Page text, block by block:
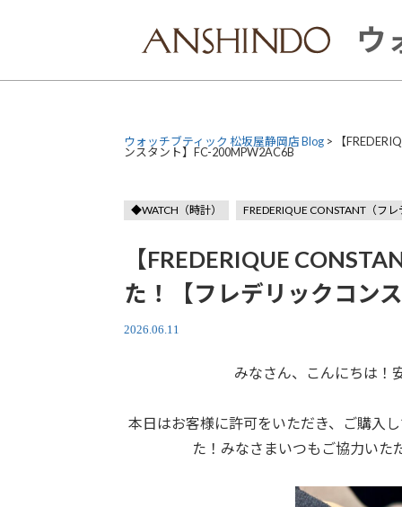
ウ
ウォッチブティック 松坂屋静岡店 Blog > 【
ンスタント】FC-200MPW2AC6B
◆WATCH（時計） FREDERIQUE CONSTANT（フ
【FREDERIQUE
た！【フレデリックコン
2026.06.11
みなさん、こんにちは！
本日はお客様に許可をいただき、ご購入
た！みなさまいつもご協力いた